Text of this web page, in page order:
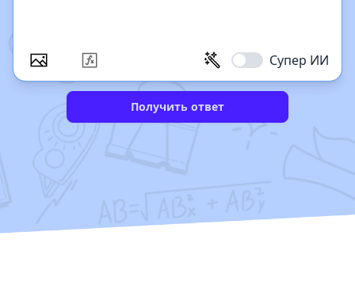
Супер ИИ
Получить ответ